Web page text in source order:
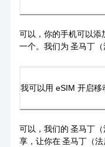
可以，你的手机可以添
一个。我们为 圣马丁（
我可以用 eSIM 开启移
可以，我们的 圣马丁
享，让你在 圣马丁（法